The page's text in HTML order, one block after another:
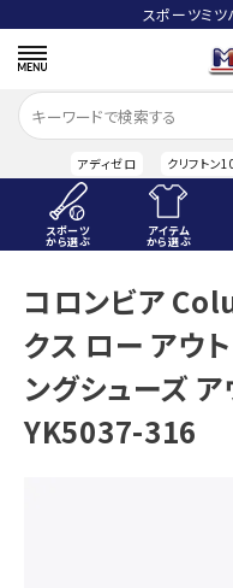
スポーツミツ
アディゼロ クリフトン
スポーツ
から選ぶ
アイテム
から選ぶ
ACCOUNT MENU
ようこそ ゲスト 様
meeting_room ログイン person
スポーツから選ぶ
コロンビア
クス ロー アウ
ングシューズ ア
YK5037-316